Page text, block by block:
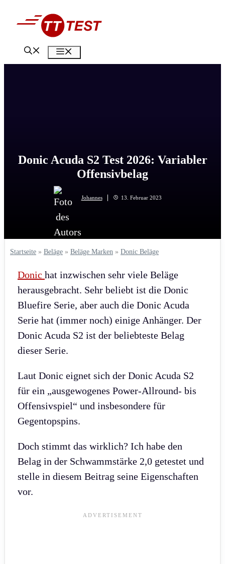
Inhalt
Donic Acuda S2 Test 2026: Variabler
Offensivbelag
Johannes 13. Februar 2023
Startseite » Beläge » Beläge Marken » Donic Beläge
Donic hat inzwischen sehr viele Beläge
herausgebracht. Sehr beliebt ist die Donic
Bluefire Serie, aber auch die Donic Acuda
Serie hat (immer noch) einige Anhänger. Der
Donic Acuda S2 ist der beliebteste Belag
dieser Serie.
Laut Donic eignet sich der Donic Acuda S2
für ein „ausgewogenes Power-Allround- bis
Offensivspiel“ und insbesondere für
Gegentopspins.
Doch stimmt das wirklich? Ich habe den
Belag in der Schwammstärke 2,0 getestet und
stelle in diesem Beitrag seine Eigenschaften
vor.